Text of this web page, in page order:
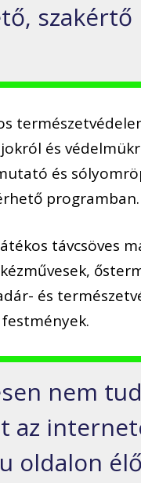
és
és
programban.
távcsöves
és
nem
az
oldalon